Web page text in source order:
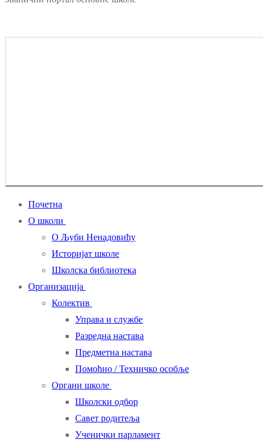
Почетна
О школи
О Љуби Ненадовићу
Историјат школе
Школска библиотека
Организација
Колектив
Управа и службе
Разредна настава
Предметна настава
Помоћно / Техничко особље
Органи школе
Школски одбор
Савет родитеља
Ученички парламент